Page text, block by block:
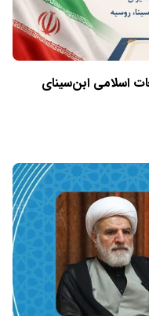
اسلامی ابن‌سینای